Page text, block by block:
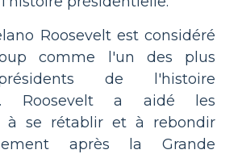
Roosevelt est considéré
comme l'un des plus
de l'histoire
Roosevelt a aidé les
à se rétablir et à rebondir
après la Grande